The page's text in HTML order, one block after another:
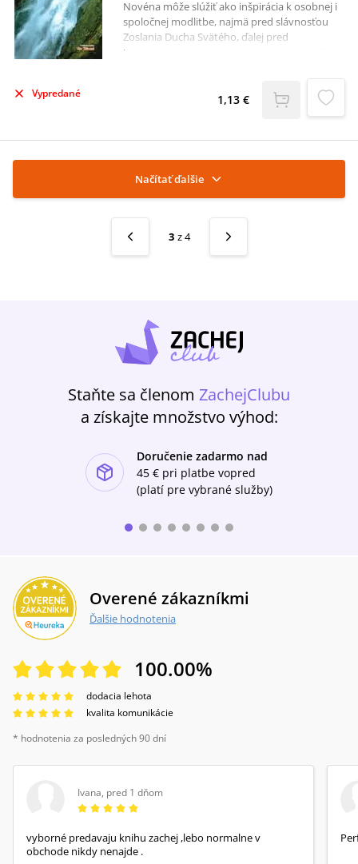
Novéna môže slúžiť ako inšpirácia k osobnej i
spoločnej modlitbe, najmä pred slávnosťou
Zoslania Ducha Svätého, ďalej pred
birmovaním, v rámci duchovnej obnovy, či
Každý deň novény má tri hlavné časti: Čítanie
Božieho slova. Rozjímanie, ku ktorému môže
poslúžiť predložené zamyslenie. Modlitba, do
Vám publikácie:Litánie k Duchu Svätému s
rozjímaniami (2023) Novéna k Duchu Svätému:
Prosba o jeho sedem darov (2024)
Vypredané 1,13 €
Načítať ďalšie
3 z4
Staňte sa členom ZachejClubu
a získajte množstvo výhod:
Doručenie zadarmo nad
45 € pri platbe vopred
(platí pre vybrané služby)
Overené zákazníkmi
Ďalšie hodnotenia
100.00%
dodacia lehota
kvalita komunikácie
* hodnotenia za posledných 90 dní
Ivana, pred 1 dňom
vyborné predavaju knihu zachej ,lebo normalne v
obchode nikdy nenajde .